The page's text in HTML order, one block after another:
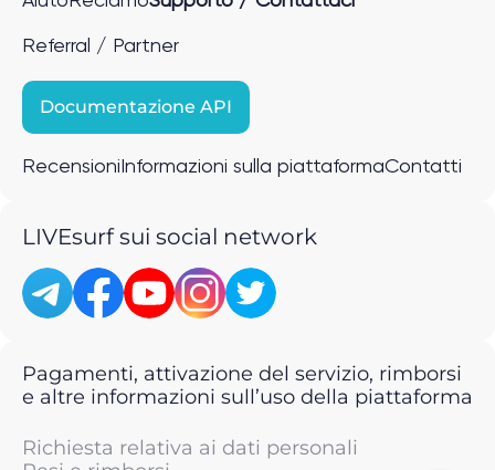
Referral / Partner
Documentazione API
Recensioni Informazioni sulla piattaformaContatti
LIVEsurf sui social network
Pagamenti, attivazione del servizio, rimborsi
e altre informazioni sull’uso della piattaforma
Richiesta relativa ai dati personali